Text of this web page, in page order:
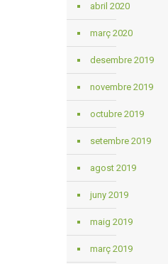
abril 2020
març 2020
desembre 2019
novembre 2019
octubre 2019
setembre 2019
agost 2019
juny 2019
maig 2019
març 2019